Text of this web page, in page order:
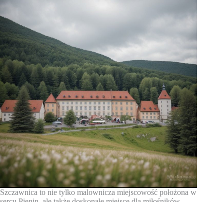
Szczawnica to nie tylko malownicza miejscowość położona w